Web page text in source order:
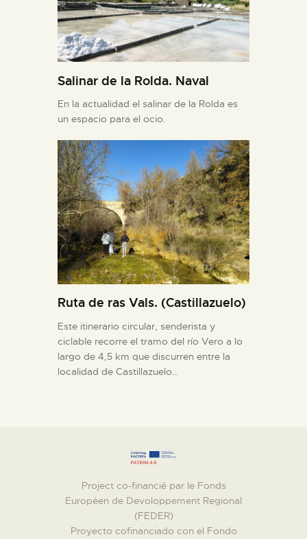
Salinar de la Rolda. Naval
En la actualidad el salinar de la Rolda es
un espacio para el ocio.
Ruta de ras Vals. (Castillazuelo)
Este itinerario circular, senderista y
ciclable recorre el tramo del río Vero a lo
largo de 4,5 km que discurren entre la
localidad de Castillazuelo…
Project co-financié par le Fonds
Européen de Devoloppement Regional
(FEDER)
Proyecto cofinanciado con el Fondo